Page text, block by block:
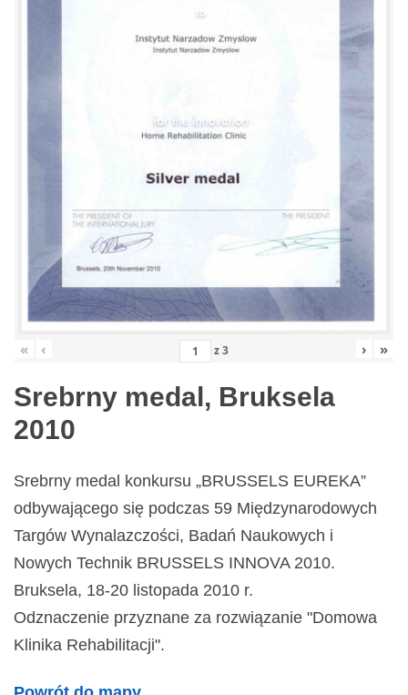
« ‹ z3 › »
Srebrny medal, Bruksela
2010
Srebrny medal konkursu „BRUSSELS EUREKA”
odbywającego się podczas 59 Międzynarodowych
Targów Wynalazczości, Badań Naukowych i
Nowych Technik BRUSSELS INNOVA 2010.
Bruksela, 18-20 listopada 2010 r.
Odznaczenie przyznane za rozwiązanie "Domowa
Klinika Rehabilitacji".